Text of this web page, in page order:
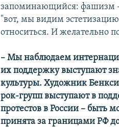
запоминающийся: фашизм -
"вот, мы видим
относиться. И желательно
– Мы наблюдаем
их поддержку выступают
культуры. Художник
рок-групп выступают в
протестов в России – быть
принята за границами РФ